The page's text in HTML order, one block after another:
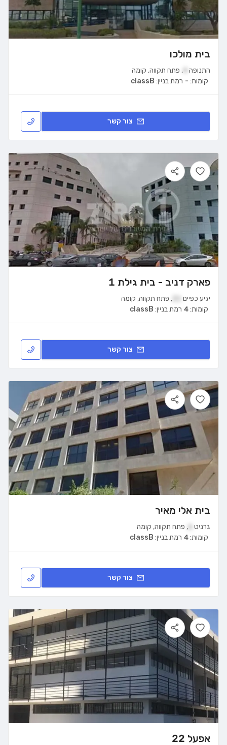
בית מולכו
התנופה , פתח תקווה, קומה
רמת בניין: classB קומות: -
צור קשר
פארק דניב - בית גילת 1
יגיע כפיים , פתח תקווה, קומה
רמת בניין: classB קומות:4
צור קשר
בית אלי מאיר
גרניט , פתח תקווה, קומה
רמת בניין: classB קומות:4
צור קשר
אפעל 22